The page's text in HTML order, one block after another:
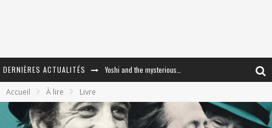
DERNIÈRES ACTUALITÉS
Accueil À lire Livre